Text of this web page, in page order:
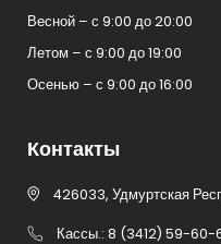
Весной – с 9:00 до 20:00
Летом – с 9:00 до 19:00
Осенью – с 9:00 до 16:00
Контакты
426033, Удмуртская
Кассы.: 8 (3412) 59-60-